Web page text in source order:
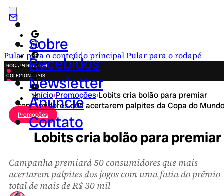
Pular para o conteúdo principalPular para o rodapé
Sobre
Recebidos
Newsletter
Anuncie
Contato
ROCK IN RIO 2026
COLECIONÁVEIS
FESTA JUNINA
NOVIDADES
CAMPANHAS CRIATIVAS
Início›Promoções›Lobits cria bolão para premiar
consumidores que acertarem palpites da Copa do
Promoções
Lobits cria bolão para
Campanha premiará 50 consumidores que mais
acertarem palpites dos jogos com uma fatia do prêmio
total de mais de R$ 30 mil